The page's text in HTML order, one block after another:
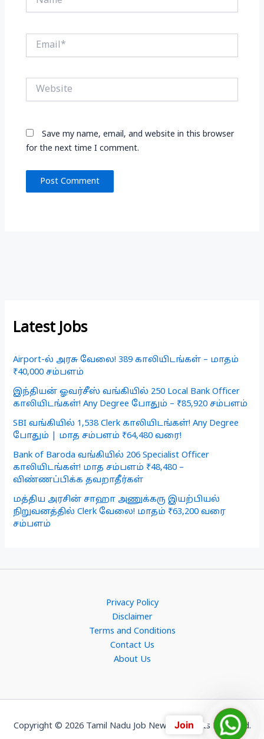
Email*
Website
Save my name, email, and website in this browser
for the next time I comment.
Latest Jobs
Airport-ல் அரசு வேலை! 389 காலியிடங்கள் – மாதம்
₹40,000 சம்பளம்
இந்தியன் ஓவர்சீஸ் வங்கியில் 250 Local Bank Officer
காலியிடங்கள்! Any Degree போதும் – ₹85,920 சம்பளம்
SBI வங்கியில் 1,538 Clerk காலியிடங்கள்! Any Degree
போதும் | மாத சம்பளம் ₹64,480 வரை!
Bank of Baroda வங்கியில் 206 Specialist Officer
காலியிடங்கள்! மாத சம்பளம் ₹48,480 –
விண்ணப்பிக்க தவறாதீர்கள்
மத்திய அரசின் சாஹா அணுக்கரு இயற்பியல்
நிறுவனத்தில் Clerk வேலை! மாதம் ₹63,200 வரை
சம்பளம்
Privacy Policy
Disclaimer
Terms and Conditions
Contact Us
About Us
Copyright © 2026 Tamil Nadu Job News. All Rights Reserved.
Join
Join